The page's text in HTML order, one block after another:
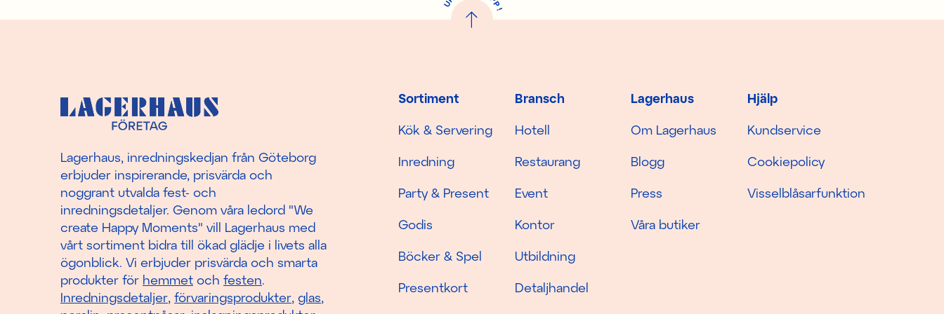
U P
!
Sortiment
Kök & Servering
Inredning
Party & Present
Godis
Böcker & Spel
Presentkort
Bransch
Hotell
Restaurang
Event
Kontor
Utbildning
Detaljhandel
Lagerhaus
Om Lagerhaus
Blogg
Press
Våra butiker
Hjälp
Kundservice
Cookiepolicy
Visselblåsarfunktion
Lagerhaus, inredningskedjan från Göteborg
erbjuder inspirerande, prisvärda och
noggrant utvalda fest- och
inredningsdetaljer. Genom våra ledord "We
create Happy Moments" vill Lagerhaus med
vårt sortiment bidra till ökad glädje i livets alla
ögonblick. Vi erbjuder prisvärda och smarta
produkter för hemmet och festen.
Inredningsdetaljer, förvaringsprodukter, glas,